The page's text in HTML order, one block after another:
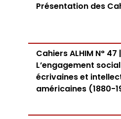
Présentation des
Cahiers ALHIM N° 47
L’engagement
écrivaines et
américaines (1880-